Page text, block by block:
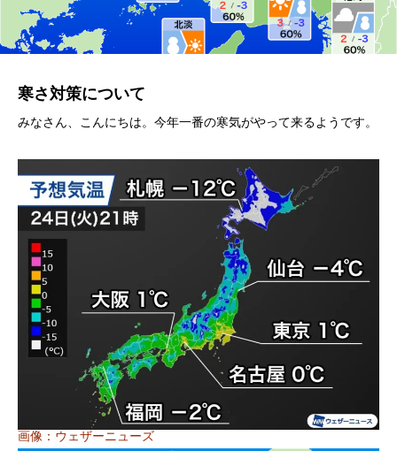
寒さ対策について
みなさん、こんにちは。今年一番の寒気がやって来るようです。
画像：ウェザーニューズ